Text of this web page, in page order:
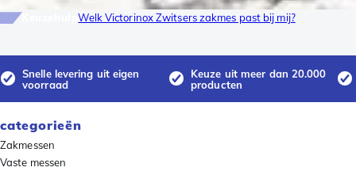
KeuzehulpWelk Victorinox Zwitsers zakmes past bij mij?
Snelle levering uit eigen
voorraad
Keuze uit meer dan 20.000
producten
categorieën
Zakmessen
Vaste messen